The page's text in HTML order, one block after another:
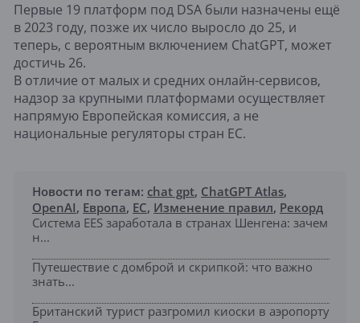
Первые 19 платформ под DSA были назначены ещё
в 2023 году, позже их число выросло до 25, и
теперь, с вероятным включением ChatGPT, может
достичь 26.
В отличие от малых и средних онлайн-сервисов,
надзор за крупными платформами осуществляет
напрямую Европейская комиссия, а не
национальные регуляторы стран ЕС.
Новости по тегам: chat gpt, ChatGPT Atlas,
OpenAI, Европа, ЕС, Изменение правил, Рекорд
Система EES заработала в странах Шенгена: зачем
н...
Путешествие с домброй и скрипкой: что важно
знать...
Британский турист разгромил киоски в аэропорту